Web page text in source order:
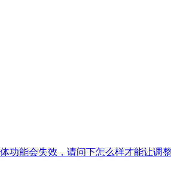
功能会失效，请问下怎么样才能让调